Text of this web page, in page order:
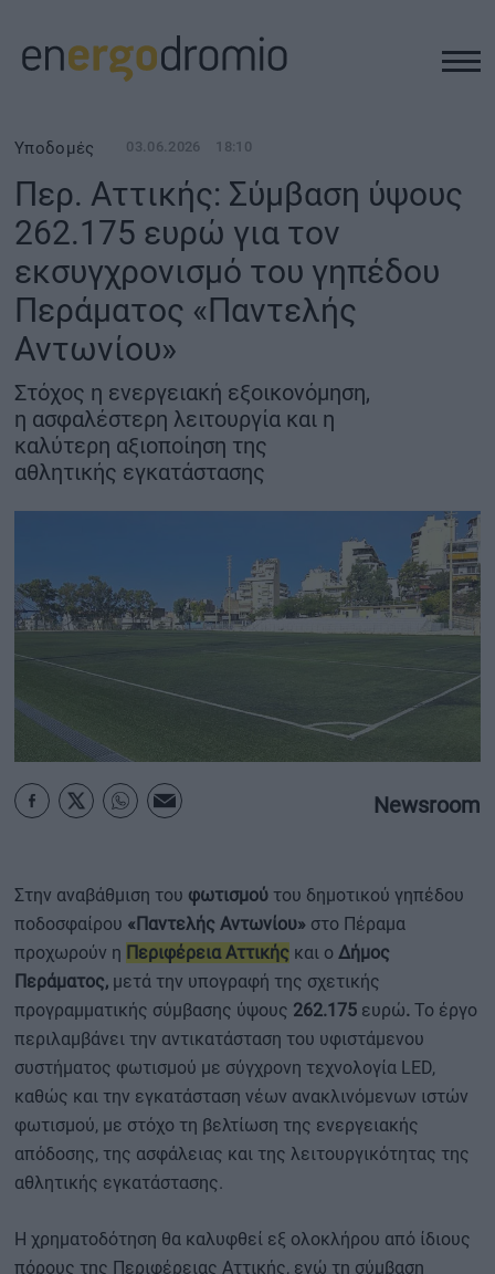
ΥΠΟΔΟΜΕΣ
REAL ESTATE
ΠΕΡΙΒΑΛΛΟΝ
ΕΝΕΡΓΕΙΑ
ΜΕΤΑΦΟΡΕΣ - ΗΛΕΚΤΡΟΚΙΝΗΣΗ
ΨΗΦΙΑΚΟΣ ΚΟΣΜΟΣ
ΟΙΚΟΝΟΜΙΑ - ΕΠΙΧΕΙΡΗΣΕΙΣ
MY PROPERTY
ΚΑΡΑΜΠΟΛΕΣ
ΟΡΟΙ ΧΡΗΣΗΣ
Υποδομές 03.06.2026 18:10
Περ. Αττικής: Σύμβαση ύψους
262.175 ευρώ για τον
εκσυγχρονισμό του γηπέδου
Περάματος «Παντελής
Αντωνίου»
Στόχος η ενεργειακή εξοικονόμηση,
η ασφαλέστερη λειτουργία και η
καλύτερη αξιοποίηση της
αθλητικής εγκατάστασης
Newsroom
Στην αναβάθμιση του φωτισμού του δημοτικού γηπέδου
ποδοσφαίρου «Παντελής Αντωνίου» στο Πέραμα
προχωρούν η Περιφέρεια Αττικής και ο Δήμος
Περάματος, μετά την υπογραφή της σχετικής
προγραμματικής σύμβασης ύψους 262.175 ευρώ. Το έργο
περιλαμβάνει την αντικατάσταση του υφιστάμενου
συστήματος φωτισμού με σύγχρονη τεχνολογία LED,
καθώς και την εγκατάσταση νέων ανακλινόμενων ιστών
φωτισμού, με στόχο τη βελτίωση της ενεργειακής
απόδοσης, της ασφάλειας και της λειτουργικότητας της
αθλητικής εγκατάστασης.
Η χρηματοδότηση θα καλυφθεί εξ ολοκλήρου από ίδιους
πόρους της Περιφέρειας Αττικής, ενώ τη σύμβαση